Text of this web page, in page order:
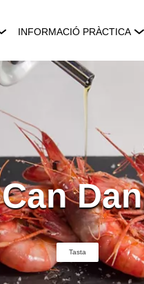
INFORMACIÓ PRÀCTICA
Can
Tasta